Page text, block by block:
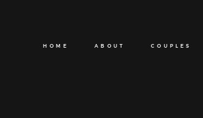
HOME ABOUT COUPLES